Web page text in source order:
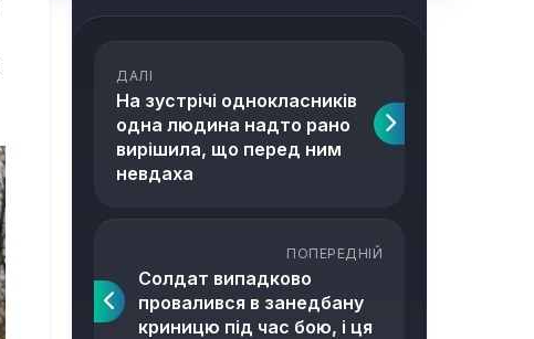
ДАЛІ
На зустрічі однокласників
одна людина надто рано
вирішила, що перед ним
невдаха
ПОПЕРЕДНІЙ
Солдат випадково
провалився в занедбану
криницю під час бою, і ця